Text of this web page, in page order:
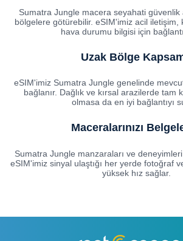
Sumatra Jungle macera seyahati güvenlik
bölgelere götürebilir. eSIM'imiz acil iletişim,
hava durumu bilgisi için
Uzak Bölge
eSIM'imiz Sumatra Jungle genelinde
bağlanır. Dağlık ve kırsal arazilerde tam
olmasa da en iyi bağlantıyı
Maceralarınızı
Sumatra Jungle manzaraları ve
eSIM'imiz sinyal ulaştığı her yerde fotoğraf
yüksek hız sağlar.